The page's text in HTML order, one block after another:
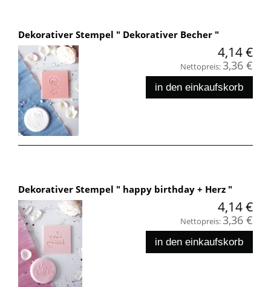
Dekorativer Stempel " Dekorativer Becher "
4,14 €
Nettopreis:3,36 €
in den einkaufskorb
Dekorativer Stempel " happy birthday + Herz "
4,14 €
Nettopreis:3,36 €
in den einkaufskorb